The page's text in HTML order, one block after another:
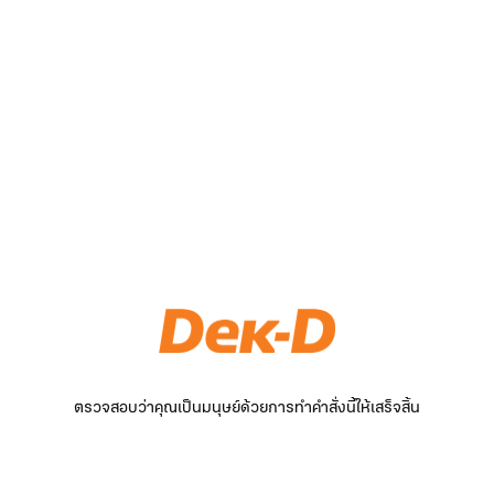
ตรวจสอบว่าคุณเป็นมนุษย์ด้วยการทำคำสั่งนี้ให้เสร็จสิ้น